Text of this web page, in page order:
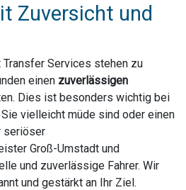
Zuversicht und
Services stehen zu
einen zuverlässigen
Dies ist besonders wichtig bei
vielleicht müde sind oder einen
seriöser
Groß-Umstadt und
und zuverlässige Fahrer. Wir
und gestärkt an Ihr Ziel.